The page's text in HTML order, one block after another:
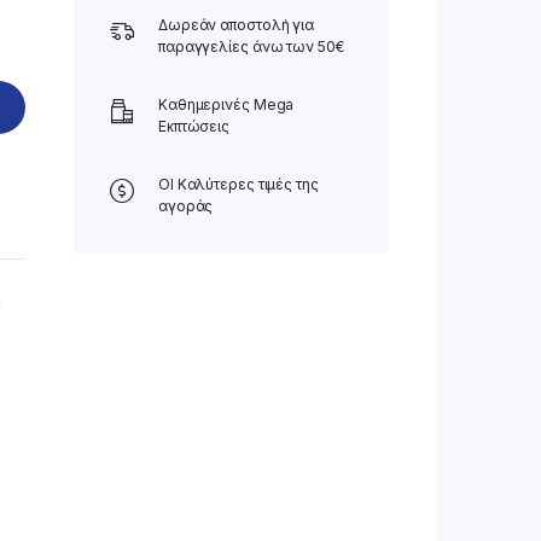
Δωρεάν αποστολή για
παραγγελίες άνω των 50€
Καθημερινές Mega
Εκπτώσεις
ΟΙ Καλύτερες τιμές της
αγοράς